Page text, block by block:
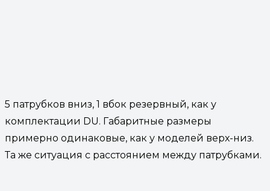
5 патрубков вниз, 1 вбок резервный, как у
комплектации DU. Габаритные размеры
примерно одинаковые, как у моделей верх-низ.
Та же ситуация с расстоянием между патрубками.